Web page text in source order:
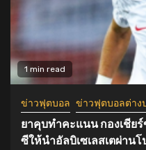
1 min read
ข่าวฟุตบอล ข่าวฟุตบอลต่าง
ยาคุบทำคะแนน กองเชีย
ซีให้นำอัลบิเซเลสเตผ่าน